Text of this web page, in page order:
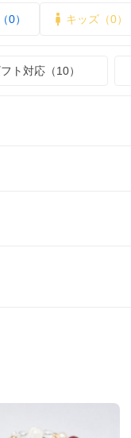
0） キッズ（0）
ト対応（10）